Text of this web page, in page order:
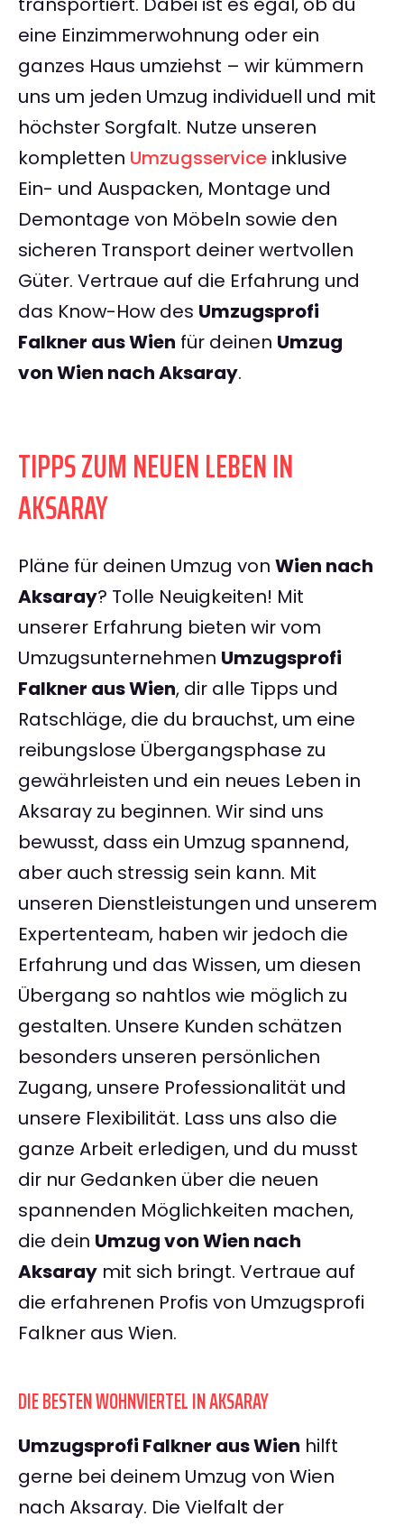
eine Einzimmerwohnung oder ein
ganzes Haus umziehst – wir kümmern
uns um jeden Umzug individuell und mit
höchster Sorgfalt. Nutze unseren
kompletten Umzugsservice inklusive
Ein- und Auspacken, Montage und
Demontage von Möbeln sowie den
sicheren Transport deiner wertvollen
Güter. Vertraue auf die Erfahrung und
das Know-How des Umzugsprofi
Falkner aus Wien für deinen Umzug
von Wien nach Aksaray.
TIPPS ZUM NEUEN LEBEN IN
AKSARAY
Pläne für deinen Umzug von Wien nach
Aksaray? Tolle Neuigkeiten! Mit
unserer Erfahrung bieten wir vom
Umzugsunternehmen Umzugsprofi
Falkner aus Wien, dir alle Tipps und
Ratschläge, die du brauchst, um eine
reibungslose Übergangsphase zu
gewährleisten und ein neues Leben in
Aksaray zu beginnen. Wir sind uns
bewusst, dass ein Umzug spannend,
aber auch stressig sein kann. Mit
unseren Dienstleistungen und unserem
Expertenteam, haben wir jedoch die
Erfahrung und das Wissen, um diesen
Übergang so nahtlos wie möglich zu
gestalten. Unsere Kunden schätzen
besonders unseren persönlichen
Zugang, unsere Professionalität und
unsere Flexibilität. Lass uns also die
ganze Arbeit erledigen, und du musst
dir nur Gedanken über die neuen
spannenden Möglichkeiten machen,
die dein Umzug von Wien nach
Aksaray mit sich bringt. Vertraue auf
die erfahrenen Profis von Umzugsprofi
Falkner aus Wien.
DIE BESTEN WOHNVIERTEL IN AKSARAY
Umzugsprofi Falkner aus Wien hilft
gerne bei deinem Umzug von Wien
nach Aksaray. Die Vielfalt der